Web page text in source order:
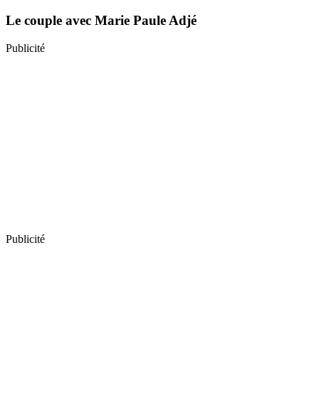
Le couple avec Marie Paule Adjé
Publicité
Publicité